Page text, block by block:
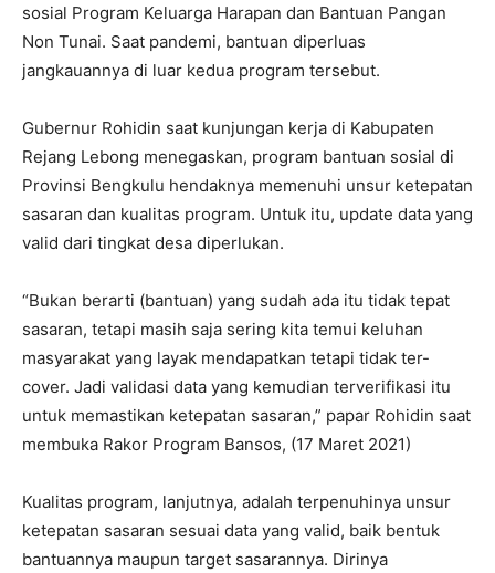
sosial Program Keluarga Harapan dan Bantuan Pangan
Non Tunai. Saat pandemi, bantuan diperluas
jangkauannya di luar kedua program tersebut.
Gubernur Rohidin saat kunjungan kerja di Kabupaten
Rejang Lebong menegaskan, program bantuan sosial di
Provinsi Bengkulu hendaknya memenuhi unsur ketepatan
sasaran dan kualitas program. Untuk itu, update data yang
valid dari tingkat desa diperlukan.
“Bukan berarti (bantuan) yang sudah ada itu tidak tepat
sasaran, tetapi masih saja sering kita temui keluhan
masyarakat yang layak mendapatkan tetapi tidak ter-
cover. Jadi validasi data yang kemudian terverifikasi itu
untuk memastikan ketepatan sasaran,” papar Rohidin saat
membuka Rakor Program Bansos, (17 Maret 2021)
Kualitas program, lanjutnya, adalah terpenuhinya unsur
ketepatan sasaran sesuai data yang valid, baik bentuk
bantuannya maupun target sasarannya. Dirinya